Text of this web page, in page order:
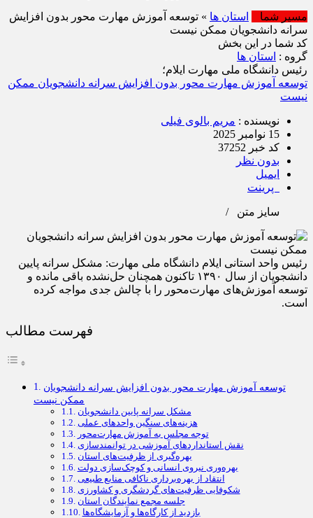
مسیر شما
استان ها » توسعه آموزش مهارت‌ محور بدون افزایش
سرانه دانشجویان ممکن نیست
کد شما در این بخش
گروه : استان ها
رئیس دانشگاه ملی مهارت ایلام؛
توسعه آموزش مهارت‌ محور بدون افزایش سرانه دانشجویان ممکن
نیست
نویسنده : مریم بالوی فیلی
15 نوامبر 2025
کد خبر 37252
بدون نظر
ایمیل
پرینت
سایز متن /
رئیس واحد استانی ایلام دانشگاه ملی مهارت: مشکل سرانه پایین
دانشجویان از سال ۱۳۹۰ تاکنون همچنان حل‌نشده باقی مانده و
توسعه آموزش‌های مهارت‌محور را با چالش جدی مواجه کرده
است.
فهرست مطالب
توسعه آموزش مهارت‌ محور بدون افزایش سرانه دانشجویان
ممکن نیست
مشکل سرانه پایین دانشجویان
هزینه‌های سنگین واحدهای عملی
توجه مجلس به آموزش مهارت‌محور
نقش استانداردهای آموزشی در توانمندسازی
بهره‌گیری از ظرفیت‌های استان
بهره‌وری نیروی انسانی و کوچک‌سازی دولت
انتقاد از بهره‌برداری ناکافی منابع طبیعی
شکوفایی ظرفیت‌های گردشگری و کشاورزی
جلسه مجمع نمایندگان استان
بازدید از کارگاه‌ها و آزمایشگاه‌ها